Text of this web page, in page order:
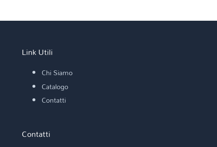
Link Utili
Chi Siamo
Catalogo
Contatti
Contatti